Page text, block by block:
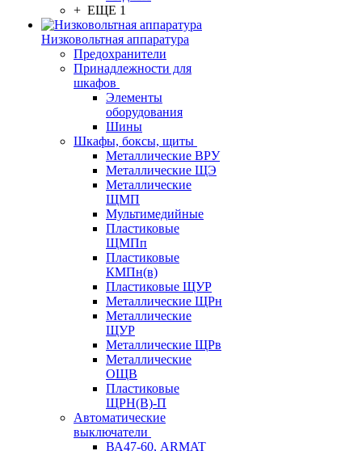
+ ЕЩЕ 1
Низковольтная аппаратура
Предохранители
Принадлежности для
шкафов
Элементы
оборудования
Шины
Шкафы, боксы, щиты
Металлические ВРУ
Металлические ЩЭ
Металлические
ЩМП
Мультимедийные
Пластиковые
ЩМПп
Пластиковые
КМПн(в)
Пластиковые ЩУР
Металлические ЩРн
Металлические
ЩУР
Металлические ЩРв
Металлические
ОЩВ
Пластиковые
ЩРН(В)-П
Автоматические
выключатели
ВА47-60, ARMAT